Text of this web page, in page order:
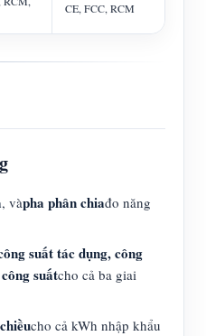
CE, FCC, RCM
, vàpha phân chiađo năng
suất tác dụng, công
suấtcho cả ba giai
cho cả kWh nhập khẩu